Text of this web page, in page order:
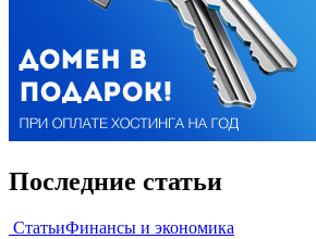
Последние статьи
СтатьиФинансы и экономика